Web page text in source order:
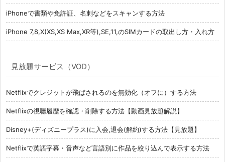
iPhoneで書類や免許証、名刺などをスキャンする方法
iPhone 7,8,X(XS,XS Max,XR等),SE,11,のSIMカードの取出し方・入れ方
見放題サービス（VOD）
Netflixでクレジットが飛ばされるのを無効化（オフに）する方法
Netflixの視聴履歴を確認・削除する方法【動画見放題解説】
Disney+(ディズニープラス)に入会,退会(解約)する方法【見放題】
Netflixで英語字幕・音声など言語別に作品を絞り込んで表示する方法